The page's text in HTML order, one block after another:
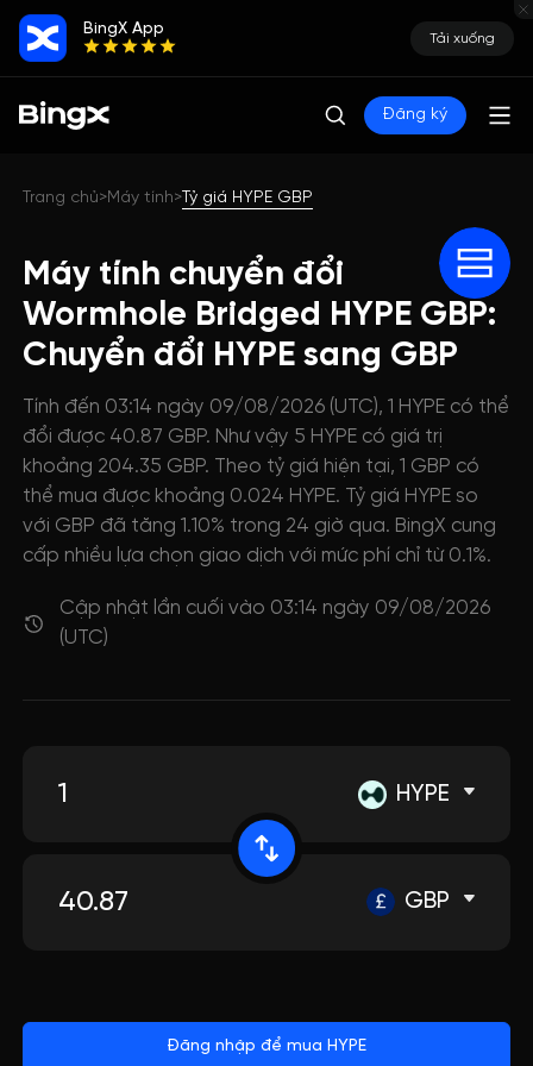
BingX App
Tải xuống
Đăng ký
Trang chủ>Máy tính>Tỷ giá HYPE GBP
Máy tính chuyển đổi
Wormhole Bridged HYPE GBP:
Chuyển đổi HYPE sang GBP
Tính đến 03:14 ngày 09/08/2026 (UTC), 1 HYPE có thể
đổi được 40.87 GBP. Như vậy 5 HYPE có giá trị
khoảng 204.35 GBP. Theo tỷ giá hiện tại, 1 GBP có
thể mua được khoảng 0.024 HYPE. Tỷ giá HYPE so
với GBP đã tăng 1.10% trong 24 giờ qua. BingX cung
cấp nhiều lựa chọn giao dịch với mức phí chỉ từ 0.1%.
Cập nhật lần cuối vào 03:14 ngày 09/08/2026
(UTC)
HYPE
GBP
Đăng nhập để mua HYPE